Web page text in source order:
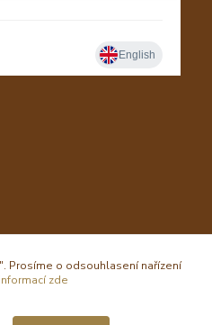
Prosíme o odsouhlasení nařízení
zde